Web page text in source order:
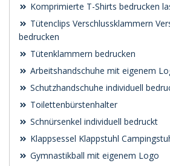
Komprimierte T-Shirts bedrucken
Tütenclips Verschlussklammern
bedrucken
Tütenklammern bedrucken
Arbeitshandschuhe mit eigenem
Schutzhandschuhe individuell
Toilettenbürstenhalter
Schnürsenkel individuell bedruckt
Klappsessel Klappstuhl
Gymnastikball mit eigenem Logo